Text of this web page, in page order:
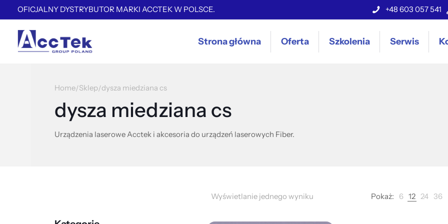
OFICJALNY DYSTRYBUTOR MARKI ACCTEK W POLSCE. +48 603 057 541
Strona główna Oferta Szkolenia Serwis
Home/Sklep/dysza miedziana cs
dysza miedziana cs
Urządzenia laserowe Acctek i akcesoria do urządzeń laserowych Fiber.
Wyświetlanie jednego wyniku Pokaż: 6 12 24 36